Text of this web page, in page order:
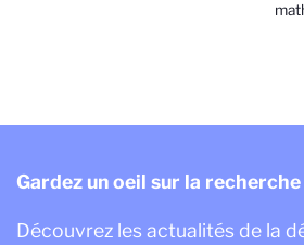
Gardez un oeil sur la recherche
Découvrez les actualités de la